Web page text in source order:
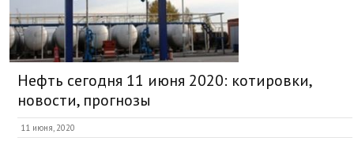
Нефть сегодня 11 июня 2020: котировки,
новости, прогнозы
11 июня, 2020